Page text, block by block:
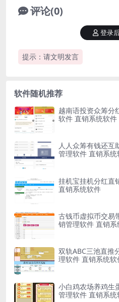
评论(0)
提示：请文明发言
登录
软件随机推荐
越南语投资众筹分
软件 直销系统软件
人人众筹有钱还互
管理软件 直销系统
挂机宝挂机分红直
直销系统软件
古钱币虚拟币交易
销管理软件 直销系
双轨ABC三池直推
理软件 直销系统软
小白鸡农场养鸡生
管理软件 直销系统